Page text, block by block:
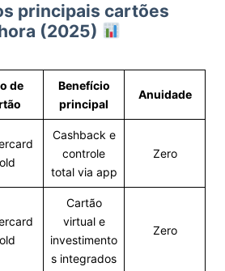
principais cartões
(2025)
de
Benefício
principal
Anuidade
Cashback e
controle
total via app
Zero
Cartão
virtual e
investimento
s integrados
Zero